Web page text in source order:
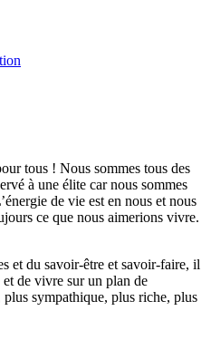
tous ! Nous sommes tous des
à une élite car nous sommes
de vie est en nous et nous
ce que nous aimerions vivre.
et du savoir-être et savoir-faire, il
de vivre sur un plan de
sympathique, plus riche, plus